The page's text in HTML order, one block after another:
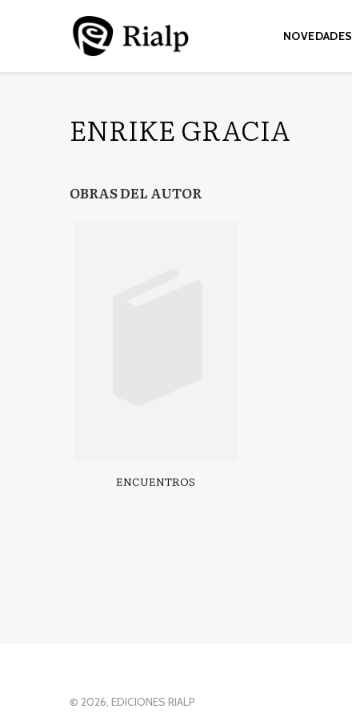
NOVEDADES
ENRIKE GRACIA
OBRAS DEL AUTOR
ENCUENTROS
© 2026, EDICIONES RIALP